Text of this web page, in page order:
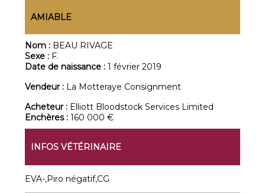
AMIABLE
Nom : BEAU RIVAGE
Sexe : F.
Date de naissance :1 février 2019
Vendeur : La Motteraye Consignment
Acheteur : Elliott Bloodstock Services Limited
Enchères :160 000 €
INFOS VÉTÉRINAIRE
EVA-,Piro négatif,CG